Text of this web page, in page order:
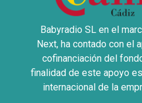
Babyradio SL en el
Next, ha contado con el
cofinanciación del
finalidad de este apoyo
internacional de la